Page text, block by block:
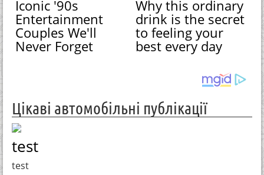
Iconic '90s
Entertainment
Couples We'll
Never Forget
Why this ordinary
drink is the secret
to feeling your
best every day
Цікаві автомобільні публікації
test
test